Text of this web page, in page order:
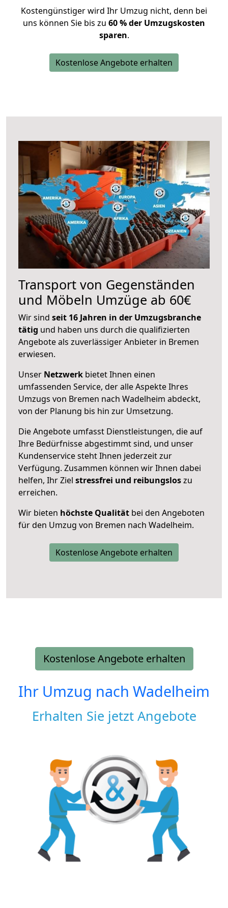
Kostengünstiger wird Ihr Umzug nicht, denn bei
uns können Sie bis zu 60 % der Umzugskosten
sparen.
Kostenlose Angebote erhalten
Transport von Gegenständen
und Möbeln Umzüge ab 60€
Wir sind seit 16 Jahren in der Umzugsbranche
tätig und haben uns durch die qualifizierten
Angebote als zuverlässiger Anbieter in Bremen
erwiesen.
Unser Netzwerk bietet Ihnen einen
umfassenden Service, der alle Aspekte Ihres
Umzugs von Bremen nach Wadelheim abdeckt,
von der Planung bis hin zur Umsetzung.
Die Angebote umfasst Dienstleistungen, die auf
Ihre Bedürfnisse abgestimmt sind, und unser
Kundenservice steht Ihnen jederzeit zur
Verfügung. Zusammen können wir Ihnen dabei
helfen, Ihr Ziel stressfrei und reibungsloszu
erreichen.
Wir bieten höchste Qualität bei den Angeboten
für den Umzug von Bremen nach Wadelheim.
Kostenlose Angebote erhalten
Kostenlose Angebote erhalten
Ihr Umzug nach Wadelheim
Erhalten Sie jetzt Angebote